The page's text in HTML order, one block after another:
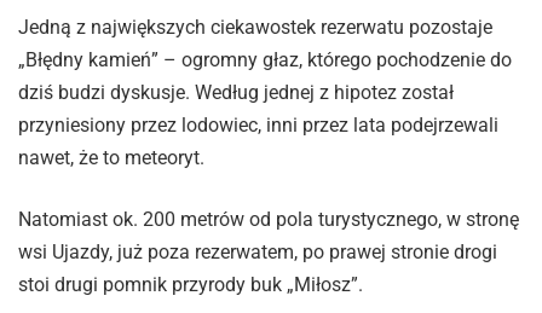
Jedną z największych ciekawostek rezerwatu pozostaje
„Błędny kamień” – ogromny głaz, którego pochodzenie do
dziś budzi dyskusje. Według jednej z hipotez został
przyniesiony przez lodowiec, inni przez lata podejrzewali
nawet, że to meteoryt.
Natomiast ok. 200 metrów od pola turystycznego, w stronę
wsi Ujazdy, już poza rezerwatem, po prawej stronie drogi
stoi drugi pomnik przyrody buk „Miłosz”.